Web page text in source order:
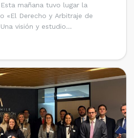
mañana tuvo lugar la
«El Derecho y Arbitraje de
visión y estudio
Arbitration Practitioners»
reúne a jóvenes profesionales
doméstico e internacional,